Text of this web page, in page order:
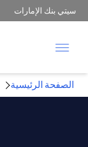
سيتي بنك الإمارات
الصفحة الرئيسية